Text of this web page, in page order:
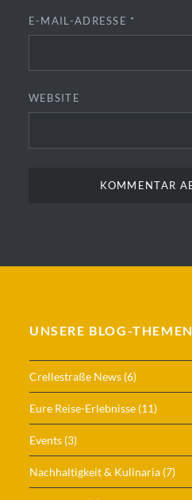
E-MAIL-ADRESSE *
WEBSITE
UNSERE BLOG-THEMEN
Crellestraße News (6)
Eure Reise-Erlebnisse (11)
Events (3)
Nachhaltigkeit & Kulinaria (7)